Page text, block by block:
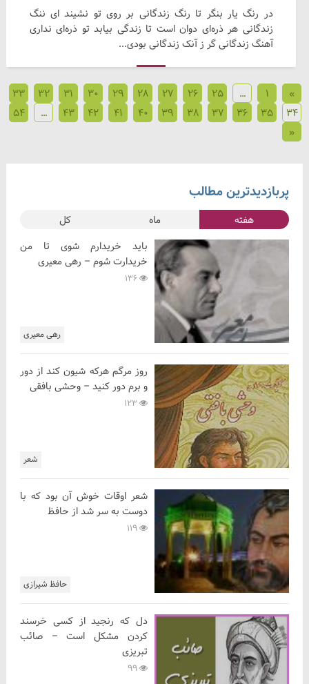
در رنگ یار بنگر تا رنگ زندگانی بر روی تو نشیند ای ننگ
زندگانی هر ذره‌ای دوان است تا زندگی بیابد تو ذره‌ای نداری
آهنگ زندگانی گر ز آنک زندگانی بودی...
»
1
…
25
26
27
28
29
30
31
32
33
34
35
36
37
38
39
40
41
42
43
…
54
«
پربازدیدترین مطالب
هفته ماه کل
رهی معیری
باید خریدارم شوی تا من
خریدارت شوم – رهی معیری
شعر
روز مرگم هرکه شیون کند از دور
و برم دور کنید – وحشی بافقی
حافظ شیرازی
شعر اوقات خوش آن بود که با
دوست به سر شد از حافظ
دل که رنجید از کسی خرسند
کردن مشکل است – صائب
تبریزی